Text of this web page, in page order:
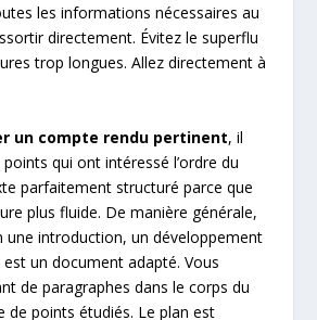
les informations nécessaires au
directement. Évitez le superflu
trop longues. Allez directement à
un compte rendu pertinent, il
qui ont intéressé l’ordre du
parfaitement structuré parce que
plus fluide. De manière générale,
une introduction, un développement
un document adapté. Vous
de paragraphes dans le corps du
de points étudiés. Le plan est